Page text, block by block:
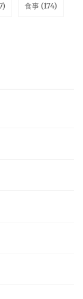
食事 (174)